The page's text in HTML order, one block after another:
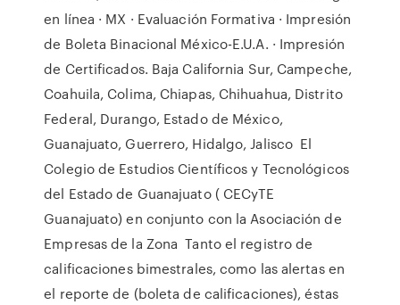
en línea · MX · Evaluación Formativa · Impresión
de Boleta Binacional México-E.U.A. · Impresión
de Certificados. Baja California Sur, Campeche,
Coahuila, Colima, Chiapas, Chihuahua, Distrito
Federal, Durango, Estado de México,
Guanajuato, Guerrero, Hidalgo, Jalisco El
Colegio de Estudios Científicos y Tecnológicos
del Estado de Guanajuato ( CECyTE
Guanajuato) en conjunto con la Asociación de
Empresas de la Zona Tanto el registro de
calificaciones bimestrales, como las alertas en
el reporte de (boleta de calificaciones), éstas